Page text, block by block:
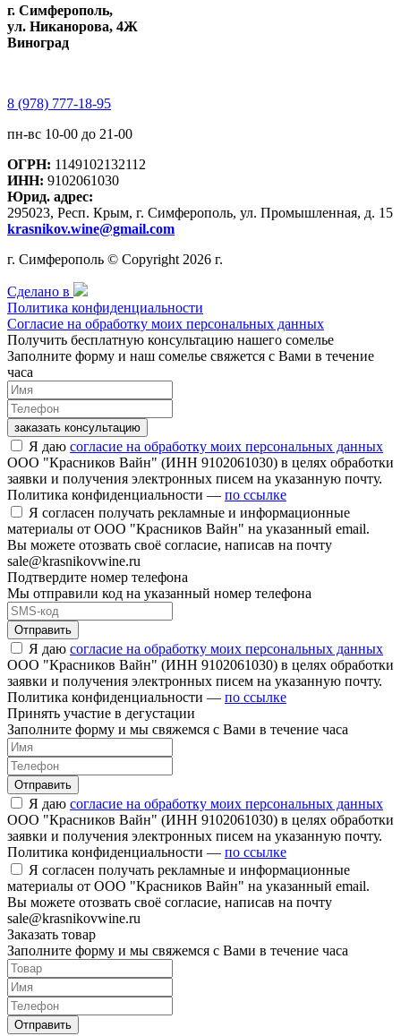
г. Симферополь,
ул. Никанорова, 4Ж
Виноград
8 (978) 777-18-95
пн-вс 10-00 до 21-00
ОГРН: 1149102132112
ИНН: 9102061030
Юрид. адрес:
295023, Респ. Крым, г. Симферополь, ул. Промышленная, д. 15
krasnikov.wine@gmail.com
г. Симферополь © Copyright 2026 г.
Сделано в
Политика конфиденциальности
Согласие на обработку моих персональных данных
Получить бесплатную консультацию нашего сомелье
Заполните форму и наш сомелье свяжется с Вами в течение
часа
заказать консультацию
Я даю согласие на обработку моих персональных данных
ООО "Красников Вайн" (ИНН 9102061030) в целях обработки
заявки и получения электронных писем на указанную почту.
Политика конфиденциальности — по ссылке
Я согласен получать рекламные и информационные
материалы от ООО "Красников Вайн" на указанный email.
Вы можете отозвать своё согласие, написав на почту
sale@krasnikovwine.ru
Подтвердите номер телефона
Мы отправили код на указанный номер телефона
Отправить
Я даю согласие на обработку моих персональных данных
ООО "Красников Вайн" (ИНН 9102061030) в целях обработки
заявки и получения электронных писем на указанную почту.
Политика конфиденциальности — по ссылке
Принять участие в дегустации
Заполните форму и мы свяжемся с Вами в течение часа
Отправить
Я даю согласие на обработку моих персональных данных
ООО "Красников Вайн" (ИНН 9102061030) в целях обработки
заявки и получения электронных писем на указанную почту.
Политика конфиденциальности — по ссылке
Я согласен получать рекламные и информационные
материалы от ООО "Красников Вайн" на указанный email.
Вы можете отозвать своё согласие, написав на почту
sale@krasnikovwine.ru
Заказать товар
Заполните форму и мы свяжемся с Вами в течение часа
Отправить